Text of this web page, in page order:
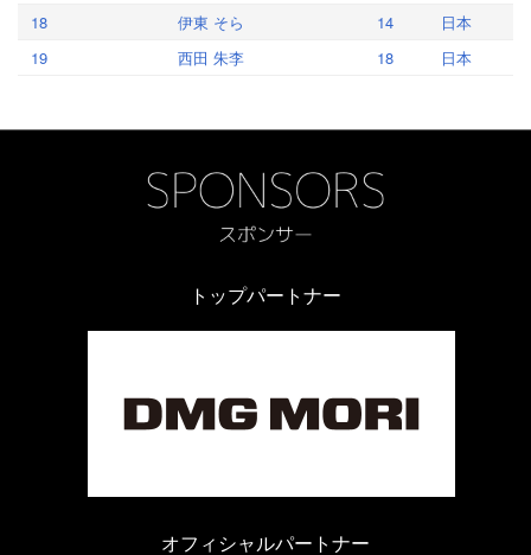
18
伊東 そら 14
日本
19
西田 朱李 18 日本
トップパートナー
オフィシャルパートナー